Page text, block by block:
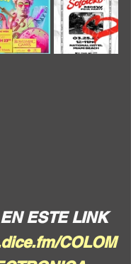
ESTE LINK
COLOM